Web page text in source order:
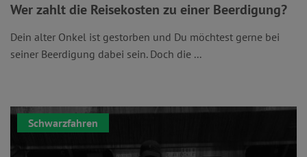
Wer zahlt die Reisekosten zu einer Beerdigung?
Dein alter Onkel ist gestorben und Du möchtest gerne bei
seiner Beerdigung dabei sein. Doch die ...
Schwarzfahren